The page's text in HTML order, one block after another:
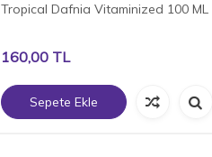
Tropical Dafnia Vitaminized 100 ML
160,00 TL
Sepete Ekle